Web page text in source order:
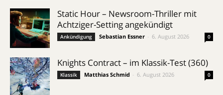
Static Hour – Newsroom-Thriller mit
Achtziger-Setting angekündigt
Ankündigung Sebastian Essner 6. August 2026 0
Knights Contract – im Klassik-Test (360)
Klassik Matthias Schmid 6. August 2026 0